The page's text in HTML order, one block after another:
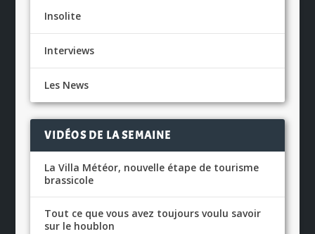
Insolite
Interviews
Les News
VIDÉOS DE LA SEMAINE
La Villa Météor, nouvelle étape de tourisme
brassicole
Tout ce que vous avez toujours voulu savoir
sur le houblon